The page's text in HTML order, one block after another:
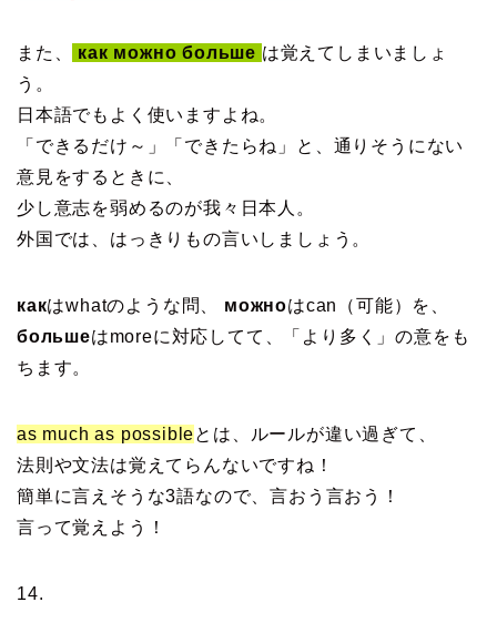
また、 как можно больше は覚えてしまいましょ
う。
日本語でもよく使いますよね。
「できるだけ～」「できたらね」と、通りそうにない
意見をするときに、
少し意志を弱めるのが我々日本人。
外国では、はっきりもの言いしましょう。
какはwhatのような問、 можноはcan（可能）を、
большеはmoreに対応してて、「より多く」の意をも
ちます。
as much as possibleとは、ルールが違い過ぎて、
法則や文法は覚えてらんないですね！
簡単に言えそうな3語なので、言おう言おう！
言って覚えよう！
14.